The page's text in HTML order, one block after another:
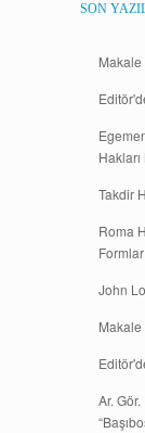
SON
Makale
Hakları
Takdir
Roma
John
Makale
Ar.